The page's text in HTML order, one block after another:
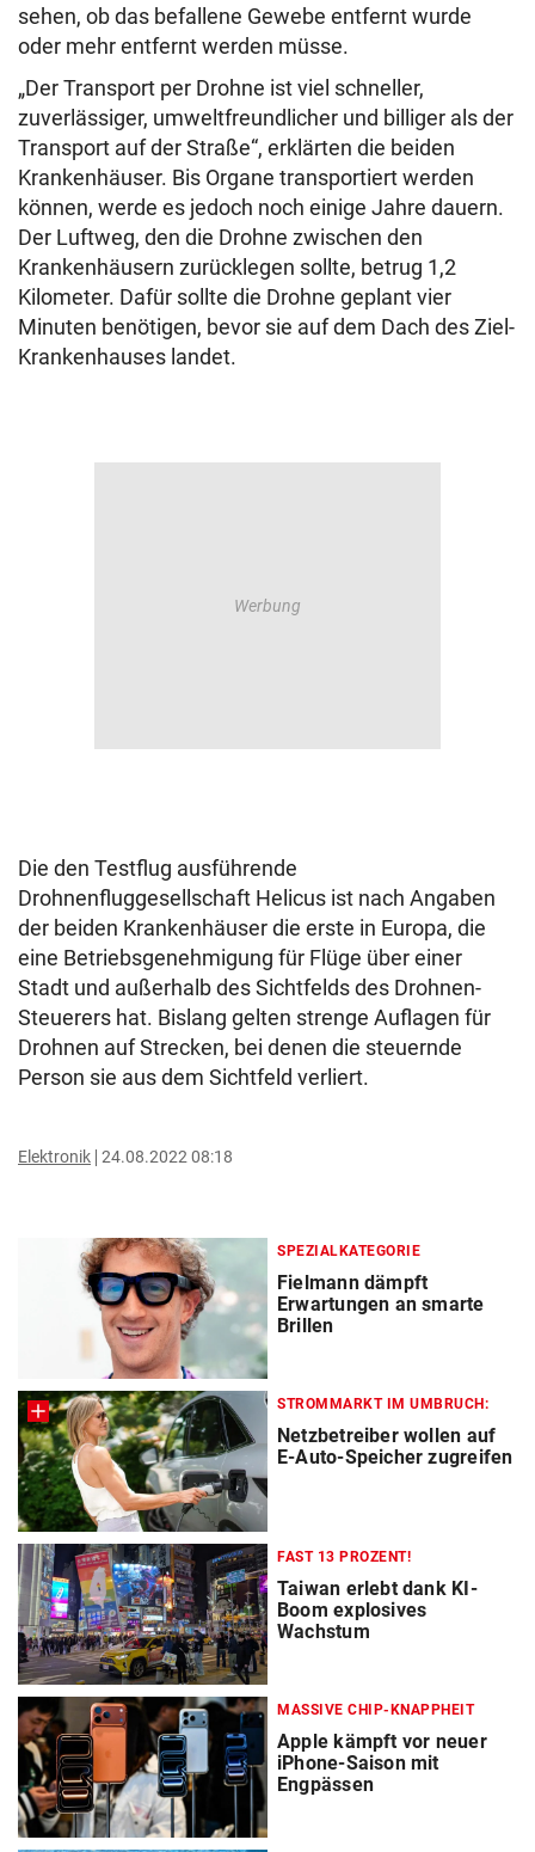
sehen, ob das befallene Gewebe entfernt wurde
oder mehr entfernt werden müsse.
„Der Transport per Drohne ist viel schneller,
zuverlässiger, umweltfreundlicher und billiger als der
Transport auf der Straße“, erklärten die beiden
Krankenhäuser. Bis Organe transportiert werden
können, werde es jedoch noch einige Jahre dauern.
Der Luftweg, den die Drohne zwischen den
Krankenhäusern zurücklegen sollte, betrug 1,2
Kilometer. Dafür sollte die Drohne geplant vier
Minuten benötigen, bevor sie auf dem Dach des Ziel-
Krankenhauses landet.
Die den Testflug ausführende
Drohnenfluggesellschaft Helicus ist nach Angaben
der beiden Krankenhäuser die erste in Europa, die
eine Betriebsgenehmigung für Flüge über einer
Stadt und außerhalb des Sichtfelds des Drohnen-
Steuerers hat. Bislang gelten strenge Auflagen für
Drohnen auf Strecken, bei denen die steuernde
Person sie aus dem Sichtfeld verliert.
Elektronik 24.08.2022 08:18
SPEZIALKATEGORIE
Fielmann dämpft
Erwartungen an smarte
Brillen
STROMMARKT IM UMBRUCH:
Netzbetreiber wollen auf
E-Auto-Speicher zugreifen
FAST 13 PROZENT!
Taiwan erlebt dank KI-
Boom explosives
Wachstum
MASSIVE CHIP-KNAPPHEIT
Apple kämpft vor neuer
iPhone-Saison mit
Engpässen